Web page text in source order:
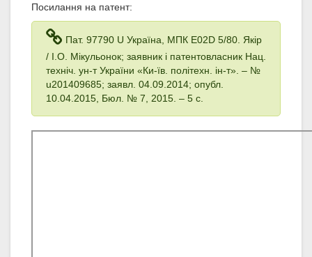
Посилання на патент:
Пат. 97790 U Україна, МПК E02D 5/80. Якір
/ І.О. Мікульонок; заявник і патентовласник Нац.
техніч. ун-т України «Ки-їв. політехн. ін-т». – №
u201409685; заявл. 04.09.2014; опубл.
10.04.2015, Бюл. № 7, 2015. – 5 с.